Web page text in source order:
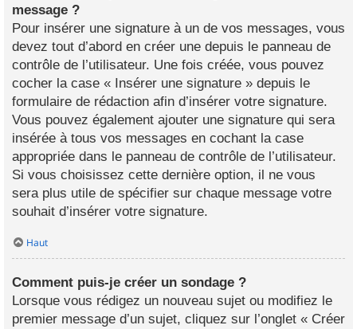
message ?
Pour insérer une signature à un de vos messages, vous
devez tout d’abord en créer une depuis le panneau de
contrôle de l’utilisateur. Une fois créée, vous pouvez
cocher la case « Insérer une signature » depuis le
formulaire de rédaction afin d’insérer votre signature.
Vous pouvez également ajouter une signature qui sera
insérée à tous vos messages en cochant la case
appropriée dans le panneau de contrôle de l’utilisateur.
Si vous choisissez cette dernière option, il ne vous
sera plus utile de spécifier sur chaque message votre
souhait d’insérer votre signature.
Haut
Comment puis-je créer un sondage ?
Lorsque vous rédigez un nouveau sujet ou modifiez le
premier message d’un sujet, cliquez sur l’onglet « Créer